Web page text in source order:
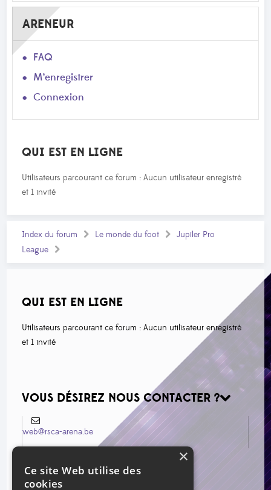
ARENEUR
FAQ
M’enregistrer
Connexion
QUI EST EN LIGNE
Utilisateurs parcourant ce forum : Aucun utilisateur enregistré
et 1 invité
Index du forum Le monde du foot
Jupiler Pro
League
QUI EST EN LIGNE
Utilisateurs parcourant ce forum : Aucun utilisateur enregistré
et 1 invité
VOUS DÉSIREZ NOUS CONTACTER ?
web@rsca-arena.be
×
Ce site Web utilise des
cookies